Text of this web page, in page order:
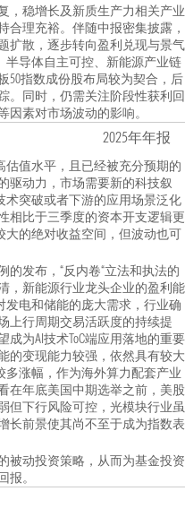
，稳增长及新质生产力相关产业
合理充裕。伴随中报密集披露，
扩散，逐步转向盈利兑现与景气
半导体自主可控、新能源产业链
50指数成份股布局较为契合，后
。同时，仍需关注阶段性获利回
素对市场波动的影响。
2025年年报
估值水平，且已经被充分预期的
驱动力，市场需要新的科技叙
术突破或者下游的应用场景泛化
相比于三季度的资本开支逻辑更
大的绝对收益空间，但波动也可
发布，“反内卷“立法和执法的
，新能源行业龙头企业的盈利能
发电和储能的庞大需求，行业确
上行周期交易活跃度的持续提
为AI技术ToC端应用落地的重要
的变现能力较强，依然具有较大
多涨幅，作为海外算力配套产业
在年底美国中期选举之前，美股
但下行风险可控，光模块行业虽
长前景使其尚不至于成为指数表
被动投资策略，从而为基金投资
。